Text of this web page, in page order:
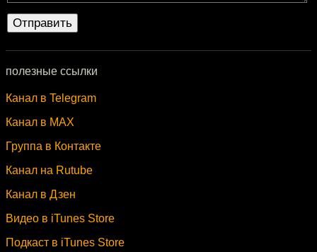
полезные ссылки
Канал в Telegram
Канал в MAX
Группа в Контакте
Канал на Rutube
Канал в Дзен
Видео в iTunes Store
Подкаст в iTunes Store